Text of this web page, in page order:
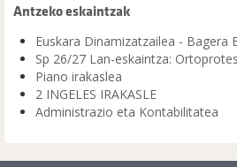
Antzeko eskaintzak
Euskara Dinamizatzailea - Bagera
Sp 26/27 Lan-eskaintza:
Piano irakaslea
2 INGELES IRAKASLE
Administrazio eta Kontabilitatea